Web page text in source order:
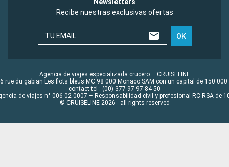
Recibe nuestras exclusivas ofertas
TU EMAIL OK
Agencia de viajes especializada crucero – CRUISELINE
rue du gabian Les flots bleus MC 98 000 Monaco SAM con un capital de 150 000
contact tel : (00) 377 97 97 84 50
de viajes n° 006 02 0007 – Responsabilidad civil y profesional RC RSA de
© CRUISELINE 2026 - all rights reserved